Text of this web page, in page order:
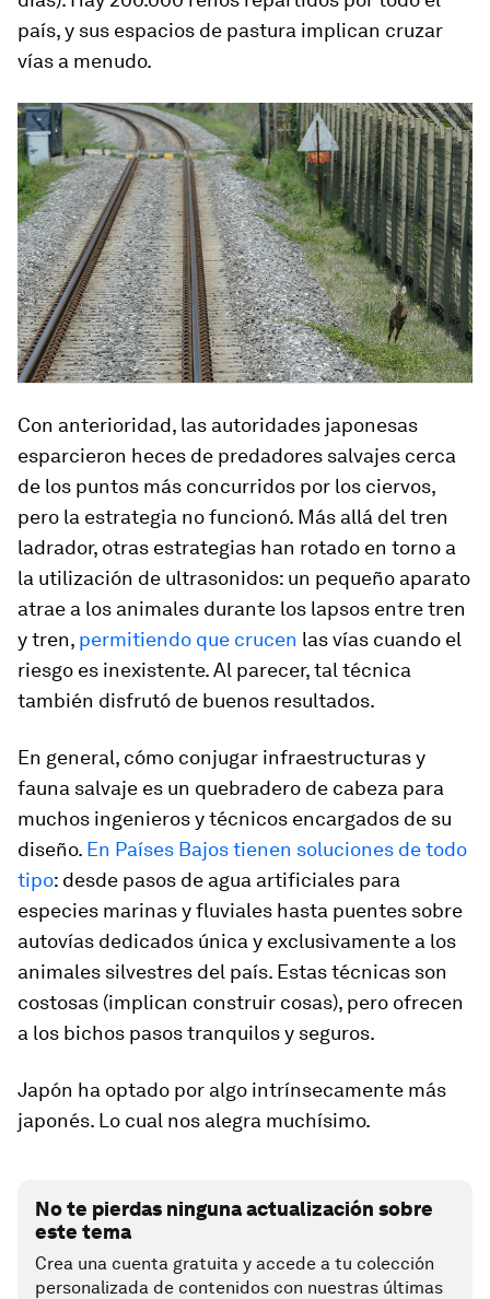
país, y sus espacios de pastura implican cruzar
vías a menudo.
Con anterioridad, las autoridades japonesas
esparcieron heces de predadores salvajes cerca
de los puntos más concurridos por los ciervos,
pero la estrategia no funcionó. Más allá del tren
ladrador, otras estrategias han rotado en torno a
la utilización de ultrasonidos: un pequeño aparato
atrae a los animales durante los lapsos entre tren
y tren, permitiendo que crucen las vías cuando el
riesgo es inexistente. Al parecer, tal técnica
también disfrutó de buenos resultados.
En general, cómo conjugar infraestructuras y
fauna salvaje es un quebradero de cabeza para
muchos ingenieros y técnicos encargados de su
diseño. En Países Bajos tienen soluciones de todo
tipo: desde pasos de agua artificiales para
especies marinas y fluviales hasta puentes sobre
autovías dedicados única y exclusivamente a los
animales silvestres del país. Estas técnicas son
costosas (implican construir cosas), pero ofrecen
a los bichos pasos tranquilos y seguros.
Japón ha optado por algo intrínsecamente más
japonés. Lo cual nos alegra muchísimo.
No te pierdas ninguna actualización sobre
este tema
Crea una cuenta gratuita y accede a tu colección
personalizada de contenidos con nuestras últimas